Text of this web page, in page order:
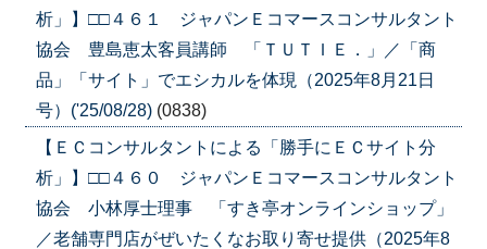
析」】□□４６１ ジャパンＥコマースコンサルタント
協会 豊島恵太客員講師 「ＴＵＴＩＥ．」／「商
品」「サイト」でエシカルを体現（2025年8月21日
号）('25/08/28) (0838)
【ＥＣコンサルタントによる「勝手にＥＣサイト分
析」】□□４６０ ジャパンＥコマースコンサルタント
協会 小林厚士理事 「すき亭オンラインショップ」
／老舗専門店がぜいたくなお取り寄せ提供（2025年8